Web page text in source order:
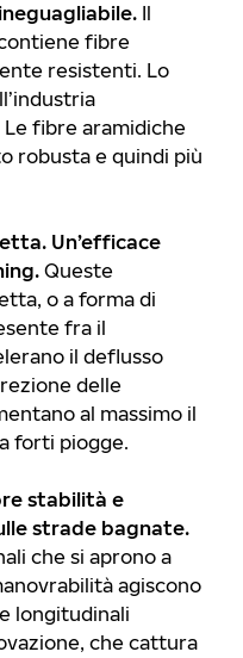
Il
fibre
resistenti. Lo
fibre aramidiche
robusta e quindi più
Un’efficace
Queste
o a forma di
fra il
il deflusso
delle
al massimo il
forti piogge.
stabilità e
strade bagnate.
che si aprono a
agiscono
longitudinali
che cattura